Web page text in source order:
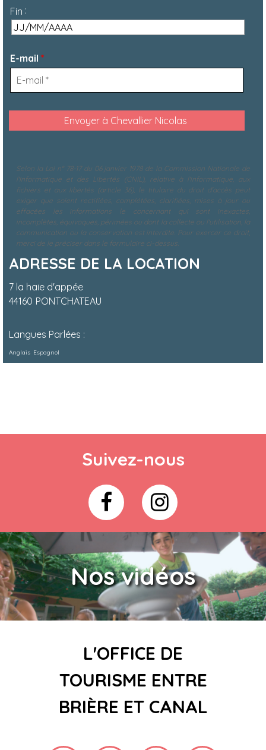
Fin :
E-mail *
Selon la Loi n° 78-17 du 06 janvier 1978 de la Commission Nationale de
l'Informatique et des Libertés (CNIL), relative à l'informatique, aux
fichiers et aux libertés (article 36), le titulaire du droit d'accès peut
exiger que soient rectifiées, complétées, clarifiées, mises à jour ou
effacées les informations le concernant qui sont inexactes,
incomplètes, équivoques, périmées ou dont la collecte ou l'utilisation, la
communication ou la conservation est interdite. Pour exercer ce droit,
merci de le préciser dans le formulaire ci-dessus.
ADRESSE DE LA LOCATION
7 la haie d'appée
44160 PONTCHATEAU
Langues Parlées :
Anglais Espagnol
Suivez-nous
Nos vidéos
L'OFFICE DE
TOURISME ENTRE
BRIÈRE ET CANAL